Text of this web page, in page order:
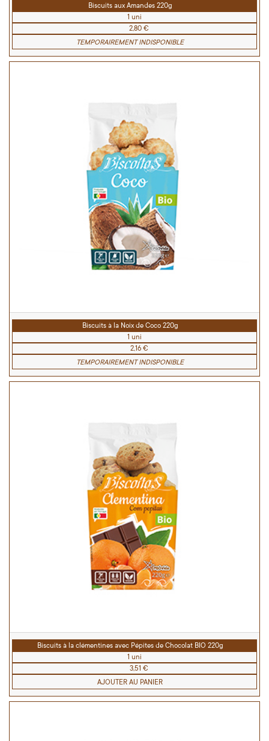
Biscuits aux Amandes 220g
1 uni
2,80 €
TEMPORAIREMENT INDISPONIBLE
Biscuits à la Noix de Coco 220g
1 uni
2,16 €
TEMPORAIREMENT INDISPONIBLE
Biscuits à la clémentines avec Pépites de Chocolat BIO 220g
1 uni
3,51 €
AJOUTER AU PANIER